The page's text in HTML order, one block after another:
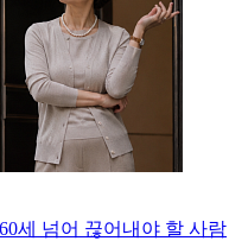
세 넘어 끊어내야 할 사람